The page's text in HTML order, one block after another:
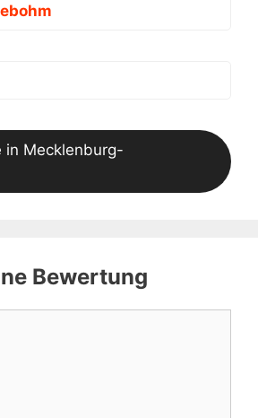
in Mecklenburg-
Bewertung